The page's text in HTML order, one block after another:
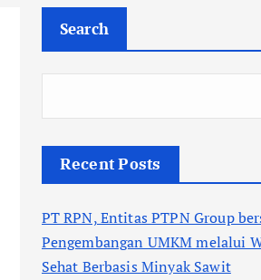
Search
Recent Posts
PT RPN, Entitas PTPN Group
Pengembangan UMKM melalui
Sehat Berbasis Minyak Sawit